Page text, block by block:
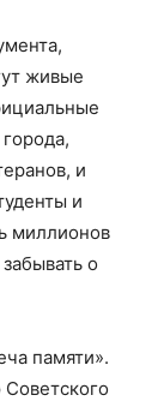
живые
и
и
миллионов
о
памяти».